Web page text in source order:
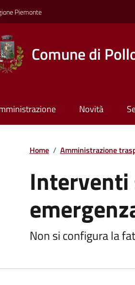
Piemonte
Comune di
Novità
Home / Amministrazione
Non si configura la